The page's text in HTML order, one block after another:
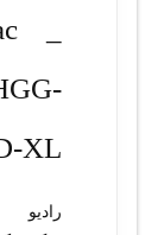
_
XL
رادیو